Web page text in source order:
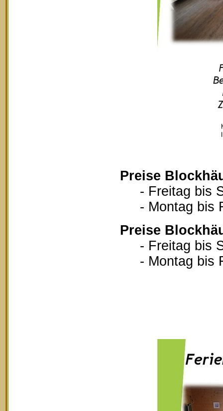
Preise
- Freitag bis
- Montag bis
Preise
- Freitag bis
- Montag bis